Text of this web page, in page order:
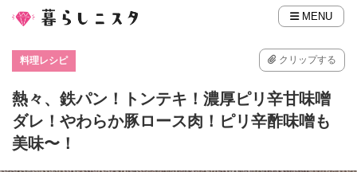
MENU
料理レシピ クリップする
熱々、鉄パン！トンテキ！濃厚ピリ辛甘味噌
ダレ！やわらか豚ロース肉！ピリ辛酢味噌も
美味〜！